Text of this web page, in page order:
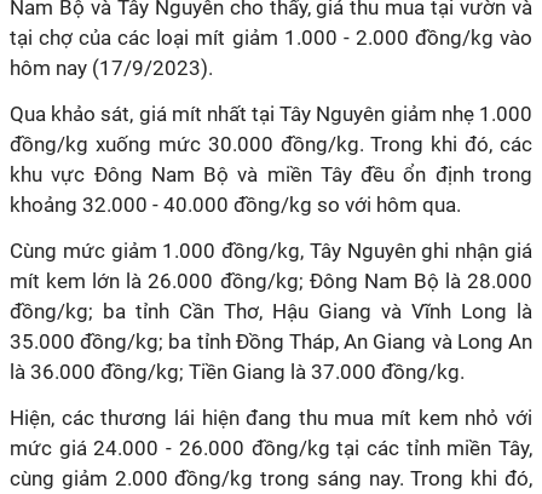
Nam Bộ và Tây Nguyên cho thấy, giá thu mua tại vườn và
tại chợ của các loại mít giảm 1.000 - 2.000 đồng/kg vào
hôm nay (17/9/2023).
Qua khảo sát, giá mít nhất tại Tây Nguyên giảm nhẹ 1.000
đồng/kg xuống mức 30.000 đồng/kg. Trong khi đó, các
khu vực Đông Nam Bộ và miền Tây đều ổn định trong
khoảng 32.000 - 40.000 đồng/kg so với hôm qua.
Cùng mức giảm 1.000 đồng/kg, Tây Nguyên ghi nhận giá
mít kem lớn là 26.000 đồng/kg; Đông Nam Bộ là 28.000
đồng/kg; ba tỉnh Cần Thơ, Hậu Giang và Vĩnh Long là
35.000 đồng/kg; ba tỉnh Đồng Tháp, An Giang và Long An
là 36.000 đồng/kg; Tiền Giang là 37.000 đồng/kg.
Hiện, các thương lái hiện đang thu mua mít kem nhỏ với
mức giá 24.000 - 26.000 đồng/kg tại các tỉnh miền Tây,
cùng giảm 2.000 đồng/kg trong sáng nay. Trong khi đó,